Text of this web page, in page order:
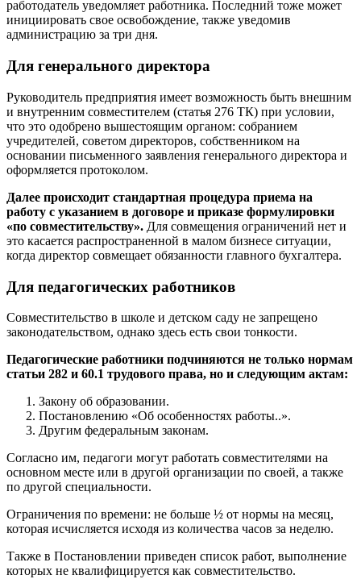
работодатель уведомляет работника. Последний тоже может
инициировать свое освобождение, также уведомив
администрацию за три дня.
Для генерального директора
Руководитель предприятия имеет возможность быть внешним
и внутренним совместителем (статья 276 ТК) при условии,
что это одобрено вышестоящим органом: собранием
учредителей, советом директоров, собственником на
основании письменного заявления генерального директора и
оформляется протоколом.
Далее происходит стандартная процедура приема на
работу с указанием в договоре и приказе формулировки
«по совместительству». Для совмещения ограничений нет и
это касается распространенной в малом бизнесе ситуации,
когда директор совмещает обязанности главного бухгалтера.
Для педагогических работников
Совместительство в школе и детском саду не запрещено
законодательством, однако здесь есть свои тонкости.
Педагогические работники подчиняются не только нормам
статьи 282 и 60.1 трудового права, но и следующим актам:
Закону об образовании.
Постановлению «Об особенностях работы..».
Другим федеральным законам.
Согласно им, педагоги могут работать совместителями на
основном месте или в другой организации по своей, а также
по другой специальности.
Ограничения по времени: не больше ½ от нормы на месяц,
которая исчисляется исходя из количества часов за неделю.
Также в Постановлении приведен список работ, выполнение
которых не квалифицируется как совместительство.